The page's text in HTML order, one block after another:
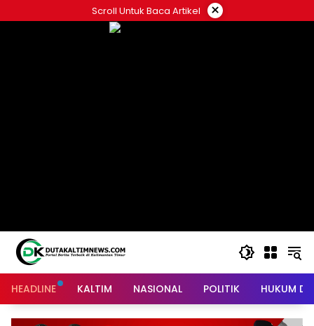
to
Scroll Untuk Baca Artikel ×
HEADLINE KALTIM NASIONAL POLITIK HUKUM